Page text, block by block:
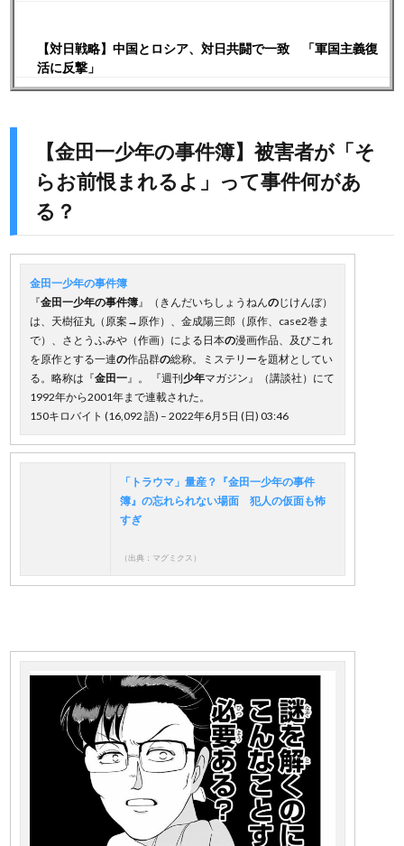
【対日戦略】中国とロシア、対日共闘で一致 「軍国主義復
活に反撃」
【金田一少年の事件簿】被害者が「そ
らお前恨まれるよ」って事件何があ
る？
金田一少年の事件簿
『金田一少年の事件簿』（きんだいちしょうねんのじけんぼ）
は、天樹征丸（原案→原作）、金成陽三郎（原作、case2巻ま
で）、さとうふみや（作画）による日本の漫画作品、及びこれ
を原作とする一連の作品群の総称。ミステリーを題材としてい
る。略称は『金田一』。 『週刊少年マガジン』（講談社）にて
1992年から2001年まで連載された。
150キロバイト (16,092 語) – 2022年6月5日 (日) 03:46
「トラウマ」量産？『金田一少年の事件
簿』の忘れられない場面 犯人の仮面も怖
すぎ
（出典：マグミクス）